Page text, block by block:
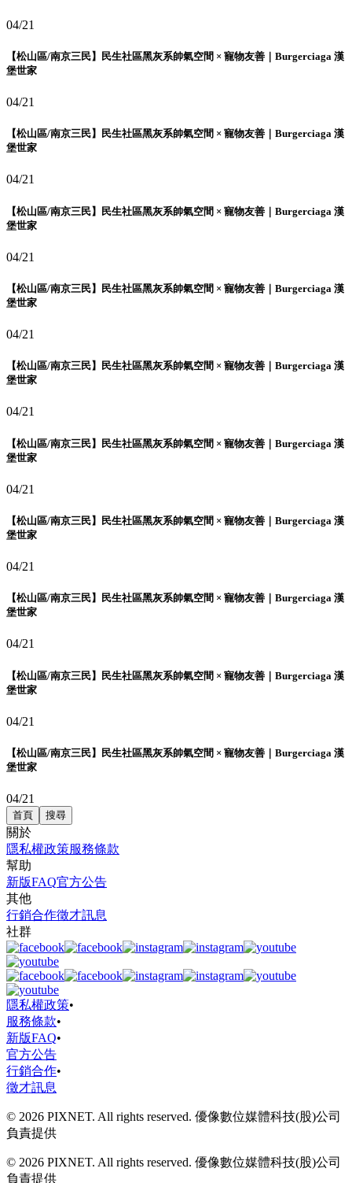
04/21
【松山區/南京三民】民生社區黑灰系帥氣空間 × 寵物友善｜Burgerciaga 漢
堡世家
04/21
【松山區/南京三民】民生社區黑灰系帥氣空間 × 寵物友善｜Burgerciaga 漢
堡世家
04/21
【松山區/南京三民】民生社區黑灰系帥氣空間 × 寵物友善｜Burgerciaga 漢
堡世家
04/21
【松山區/南京三民】民生社區黑灰系帥氣空間 × 寵物友善｜Burgerciaga 漢
堡世家
04/21
【松山區/南京三民】民生社區黑灰系帥氣空間 × 寵物友善｜Burgerciaga 漢
堡世家
04/21
【松山區/南京三民】民生社區黑灰系帥氣空間 × 寵物友善｜Burgerciaga 漢
堡世家
04/21
【松山區/南京三民】民生社區黑灰系帥氣空間 × 寵物友善｜Burgerciaga 漢
堡世家
04/21
【松山區/南京三民】民生社區黑灰系帥氣空間 × 寵物友善｜Burgerciaga 漢
堡世家
04/21
【松山區/南京三民】民生社區黑灰系帥氣空間 × 寵物友善｜Burgerciaga 漢
堡世家
04/21
【松山區/南京三民】民生社區黑灰系帥氣空間 × 寵物友善｜Burgerciaga 漢
堡世家
04/21
首頁 搜尋
關於
隱私權政策服務條款
幫助
新版FAQ官方公告
其他
行銷合作徵才訊息
社群
隱私權政策•
服務條款•
新版FAQ•
官方公告
行銷合作•
徵才訊息
© 2026 PIXNET. All rights reserved. 優像數位媒體科技(股)公司
負責提供
© 2026 PIXNET. All rights reserved. 優像數位媒體科技(股)公司
負責提供